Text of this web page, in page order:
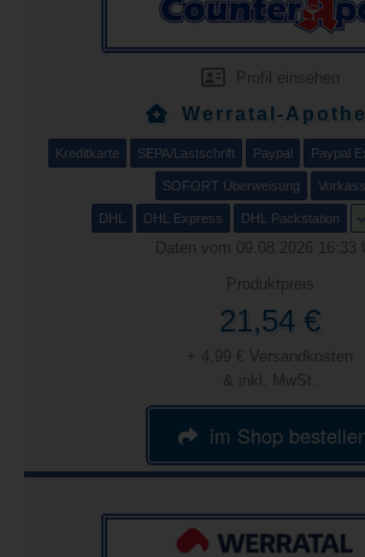
Profil einsehen
Werratal-
Kreditkarte SEPA/Lastschrift Paypal Paypal
SOFORT Überweisung
DHL DHL Express DHL Packstation
Daten vom 09.08.2026 16:33
Produktpreis
21,54 €
+ 4,99 € Versandkosten
& inkl. MwSt.
im Shop